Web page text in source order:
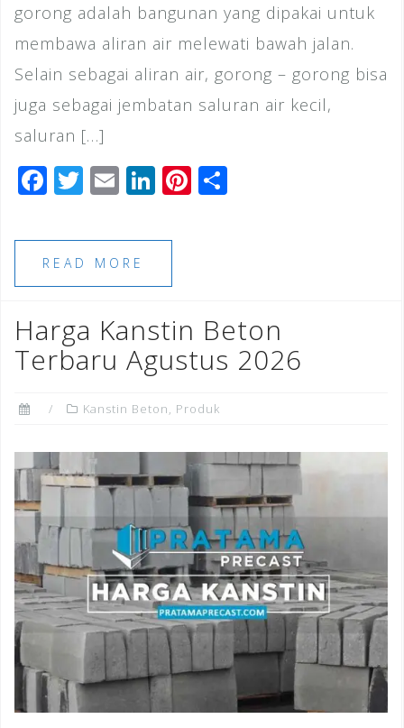
gorong adalah bangunan yang dipakai untuk
membawa aliran air melewati bawah jalan.
Selain sebagai aliran air, gorong – gorong bisa
juga sebagai jembatan saluran air kecil,
saluran […]
F
c
e
b
o
o
k
T
tt
e
r
E
ai
l
Li
k
dI
n
Pi
st
READ MORE
Harga Kanstin Beton
Terbaru Agustus 2026
Kanstin Beton, Produk